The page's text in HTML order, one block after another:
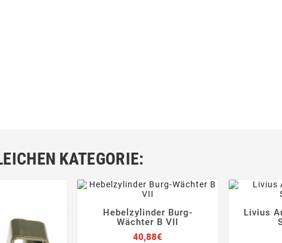
KATEGORIE:
  
Hebelzylinder Burg-
Wächter B VII
40,88€
Livius